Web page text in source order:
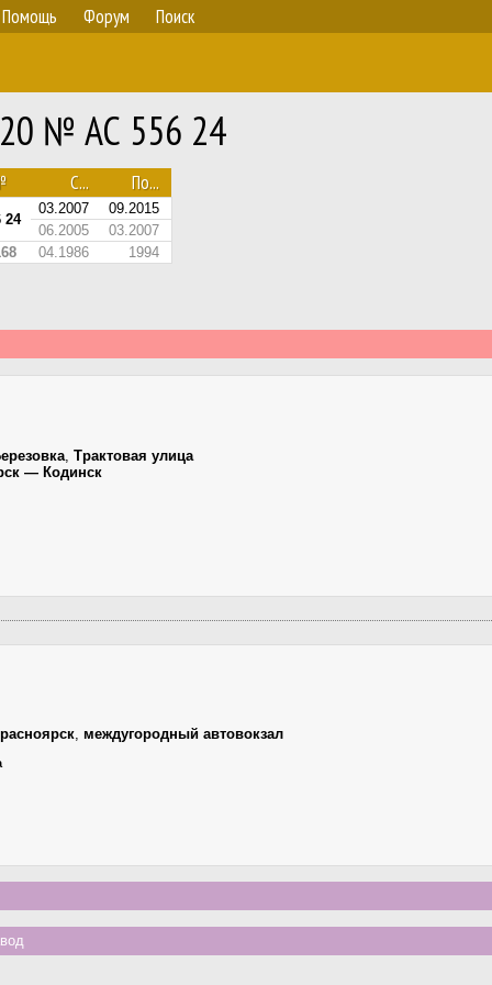
Помощь Форум Поиск
№ АС 556 24
С... По...
24
03.2007
09.2015
06.2005
03.2007
04.1986 1994
, Трактовая улица
— Кодинск
, междугородный автовокзал